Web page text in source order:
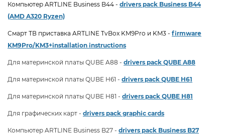
Компьютер ARTLINE Business B44 - drivers pack Business B44
(AMD A320 Ryzen)
Смарт ТВ приставка ARTLINE TvBox KM9Pro и KM3 - firmware
KM9Pro/KM3+installation instructions
Для материнской платы QUBE A88 - drivers pack QUBE A88
Для материнской платы QUBE H61 - drivers pack QUBE H61
Для материнской платы QUBE H81 - drivers pack QUBE H81
Для графических карт - drivers pack graphic cards
Компьютер ARTLINE Business B27 - drivers pack Business B27